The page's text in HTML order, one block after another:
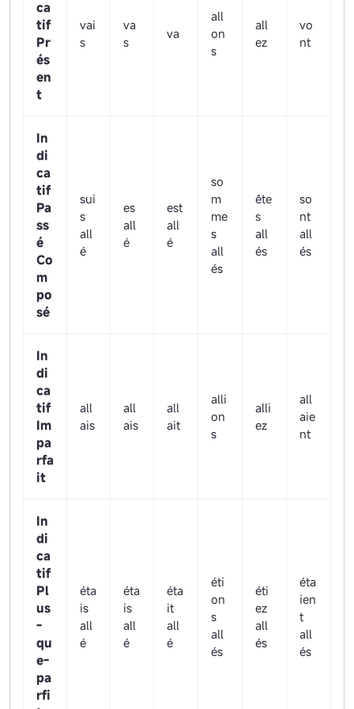
ca
tif
Pr
és
en
t
vai
s
va
s
va
all
on
s
all
ez
vo
nt
In
di
ca
tif
Pa
ss
é
Co
m
po
sé
sui
s
all
é
es
all
é
est
all
é
so
m
me
s
all
és
ête
s
all
és
so
nt
all
és
In
di
ca
tif
Im
pa
rfa
it
all
ais
all
ais
all
ait
alli
on
s
alli
ez
all
aie
nt
In
di
ca
tif
Pl
us
-
qu
e-
pa
rfi
éta
is
all
é
éta
is
all
é
éta
it
all
é
éti
on
s
all
és
éti
ez
all
és
éta
ien
t
all
és